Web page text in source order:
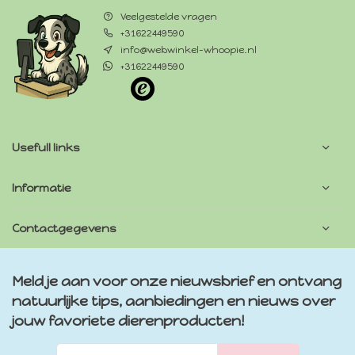
Veelgestelde vragen
+31622449590
info@webwinkel-whoopie.nl
+31622449590
Usefull links
Informatie
Contactgegevens
Meld je aan voor onze nieuwsbrief en ontvang
natuurlijke tips, aanbiedingen en nieuws over
jouw favoriete dierenproducten!